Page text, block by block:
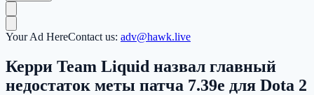
Your Ad HereContact us: adv@hawk.live
Керри Team Liquid назвал главный
недостаток меты патча 7.39e для Dota 2